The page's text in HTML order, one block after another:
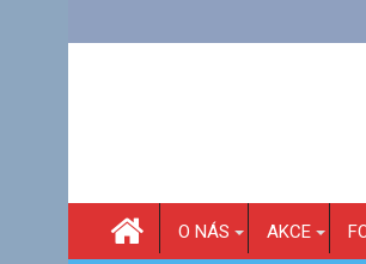
to
O NÁS AKCE